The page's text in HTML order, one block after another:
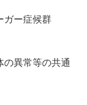
ガー症候群
の異常等の共通